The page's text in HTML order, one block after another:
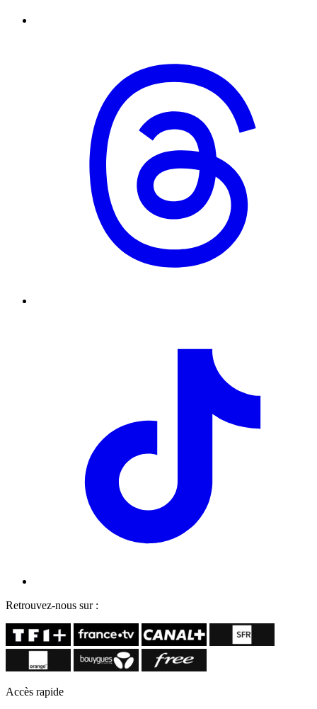
Retrouvez-nous sur :
Accès rapide